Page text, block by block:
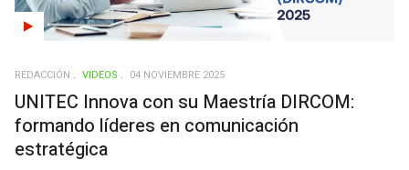
REDACCIÓN VIDEOS 04 NOVIEMBRE 2025
UNITEC Innova con su Maestría DIRCOM:
formando líderes en comunicación
estratégica